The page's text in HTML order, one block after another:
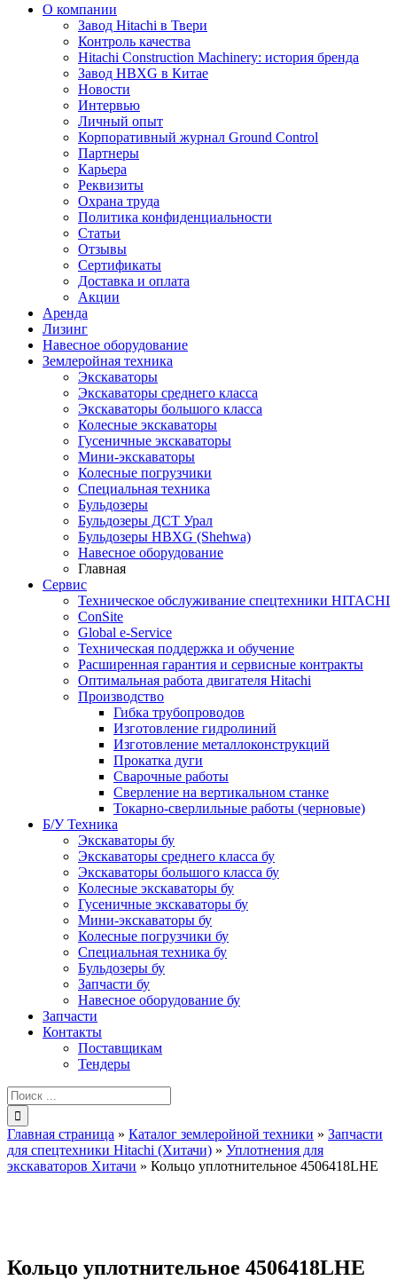
О компании
Завод Hitachi в Твери
Контроль качества
Hitachi Construction Machinery: история бренда
Завод HBXG в Китае
Новости
Интервью
Личный опыт
Корпоративный журнал Ground Control
Партнеры
Карьера
Реквизиты
Охрана труда
Политика конфиденциальности
Статьи
Отзывы
Сертификаты
Доставка и оплата
Акции
Аренда
Лизинг
Навесное оборудование
Землеройная техника
Экскаваторы
Экскаваторы среднего класса
Экскаваторы большого класса
Колесные экскаваторы
Гусеничные экскаваторы
Мини-экскаваторы
Колесные погрузчики
Специальная техника
Бульдозеры
Бульдозеры ДСТ Урал
Бульдозеры HBXG (Shehwa)
Навесное оборудование
Главная
Сервис
Техническое обслуживание спецтехники HITACHI
ConSite
Global e-Service
Техническая поддержка и обучение
Расширенная гарантия и сервисные контракты
Оптимальная работа двигателя Hitachi
Производство
Гибка трубопроводов
Изготовление гидролиний
Изготовление металлоконструкций
Прокатка дуги
Сварочные работы
Сверление на вертикальном станке
Токарно-сверлильные работы (черновые)
Б/У Техника
Экскаваторы бу
Экскаваторы среднего класса бу
Экскаваторы большого класса бу
Колесные экскаваторы бу
Гусеничные экскаваторы бу
Мини-экскаваторы бу
Колесные погрузчики бу
Специальная техника бу
Бульдозеры бу
Запчасти бу
Навесное оборудование бу
Запчасти
Контакты
Поставщикам
Тендеры
Результат
поиска:
Главная страница » Каталог землеройной техники » Запчасти
для спецтехники Hitachi (Хитачи) » Уплотнения для
экскаваторов Хитачи » Кольцо уплотнительное 4506418LHE
Кольцо уплотнительное 4506418LHE